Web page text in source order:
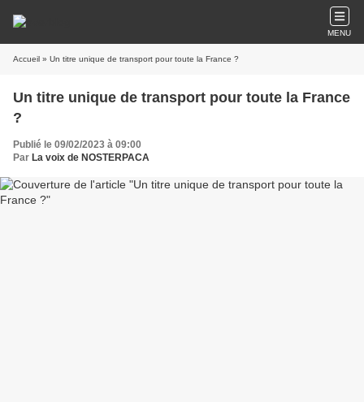
MENU
Accueil » Un titre unique de transport pour toute la France ?
Un titre unique de transport pour toute la France
?
Publié le 09/02/2023 à 09:00
Par La voix de NOSTERPACA